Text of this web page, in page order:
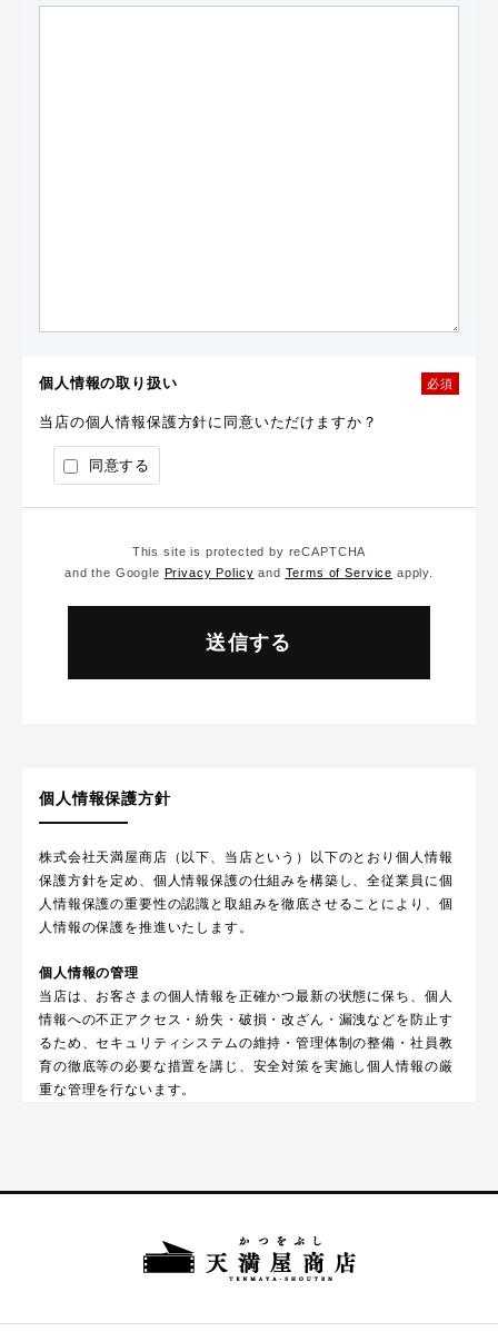
個人情報の取り扱い 必須
当店の個人情報保護方針に同意いただけますか？
同意する
This site is protected by reCAPTCHA
and the Google Privacy Policy and Terms of Service apply.
個人情報保護方針
株式会社天満屋商店（以下、当店という）以下のとおり個人情報
保護方針を定め、個人情報保護の仕組みを構築し、全従業員に個
人情報保護の重要性の認識と取組みを徹底させることにより、個
人情報の保護を推進いたします。
個人情報の管理
当店は、お客さまの個人情報を正確かつ最新の状態に保ち、個人
情報への不正アクセス・紛失・破損・改ざん・漏洩などを防止す
るため、セキュリティシステムの維持・管理体制の整備・社員教
育の徹底等の必要な措置を講じ、安全対策を実施し個人情報の厳
重な管理を行ないます。
個人情報の第三者への開示・提供の禁止
当店は、お客さまよりお預かりした個人情報を適切に管理し、次
しません。